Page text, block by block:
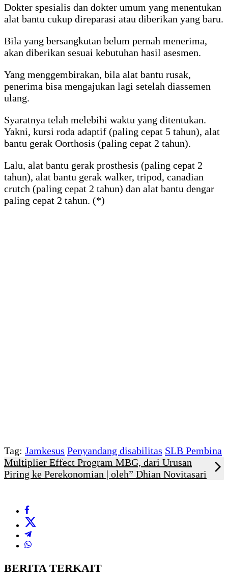
Dokter spesialis dan dokter umum yang menentukan
alat bantu cukup direparasi atau diberikan yang baru.
Bila yang bersangkutan belum pernah menerima,
akan diberikan sesuai kebutuhan hasil asesmen.
Yang menggembirakan, bila alat bantu rusak,
penerima bisa mengajukan lagi setelah diassemen
ulang.
Syaratnya telah melebihi waktu yang ditentukan.
Yakni, kursi roda adaptif (paling cepat 5 tahun), alat
bantu gerak Oorthosis (paling cepat 2 tahun).
Lalu, alat bantu gerak prosthesis (paling cepat 2
tahun), alat bantu gerak walker, tripod, canadian
crutch (paling cepat 2 tahun) dan alat bantu dengar
paling cepat 2 tahun. (*)
Tag: Jamkesus Penyandang disabilitas SLB Pembina
Multiplier Effect Program MBG, dari Urusan
Piring ke Perekonomian | oleh” Dhian Novitasari
BERITA TERKAIT